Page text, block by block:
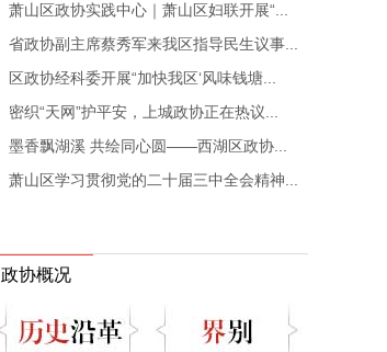
萧山区政协实践中心｜萧山区妇联开展“...
省政协副主席蔡秀军来我区指导民生议事...
区政协经科委开展“加快我区‘风味钱塘...
密织“天网”护平安，上城政协正在热议...
墨香飘湖溪 共绘同心圆——西湖区政协...
萧山区学习贯彻党的二十届三中全会精神...
政协概况